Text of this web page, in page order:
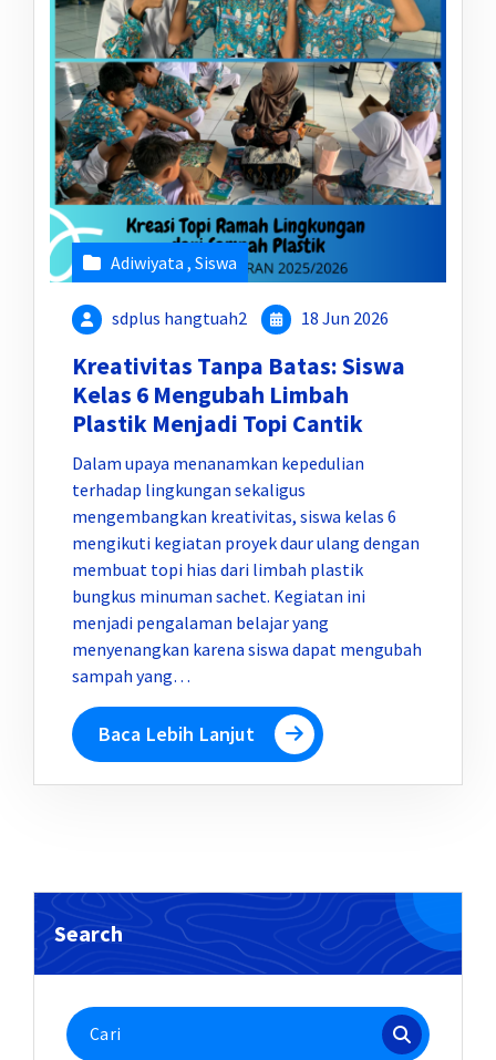
Adiwiyata , Siswa
sdplus hangtuah2 18 Jun 2026
Kreativitas Tanpa Batas: Siswa
Kelas 6 Mengubah Limbah
Plastik Menjadi Topi Cantik
Dalam upaya menanamkan kepedulian
terhadap lingkungan sekaligus
mengembangkan kreativitas, siswa kelas 6
mengikuti kegiatan proyek daur ulang dengan
membuat topi hias dari limbah plastik
bungkus minuman sachet. Kegiatan ini
menjadi pengalaman belajar yang
menyenangkan karena siswa dapat mengubah
sampah yang…
Baca Lebih Lanjut
Search
Pencarian
untuk: